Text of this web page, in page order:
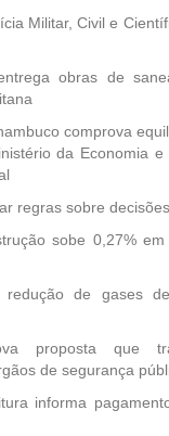
Militar, Civil e
obras de
comprova
da Economia
regras sobre
sobe 0,27%
redução de gases
proposta que
de segurança
informa